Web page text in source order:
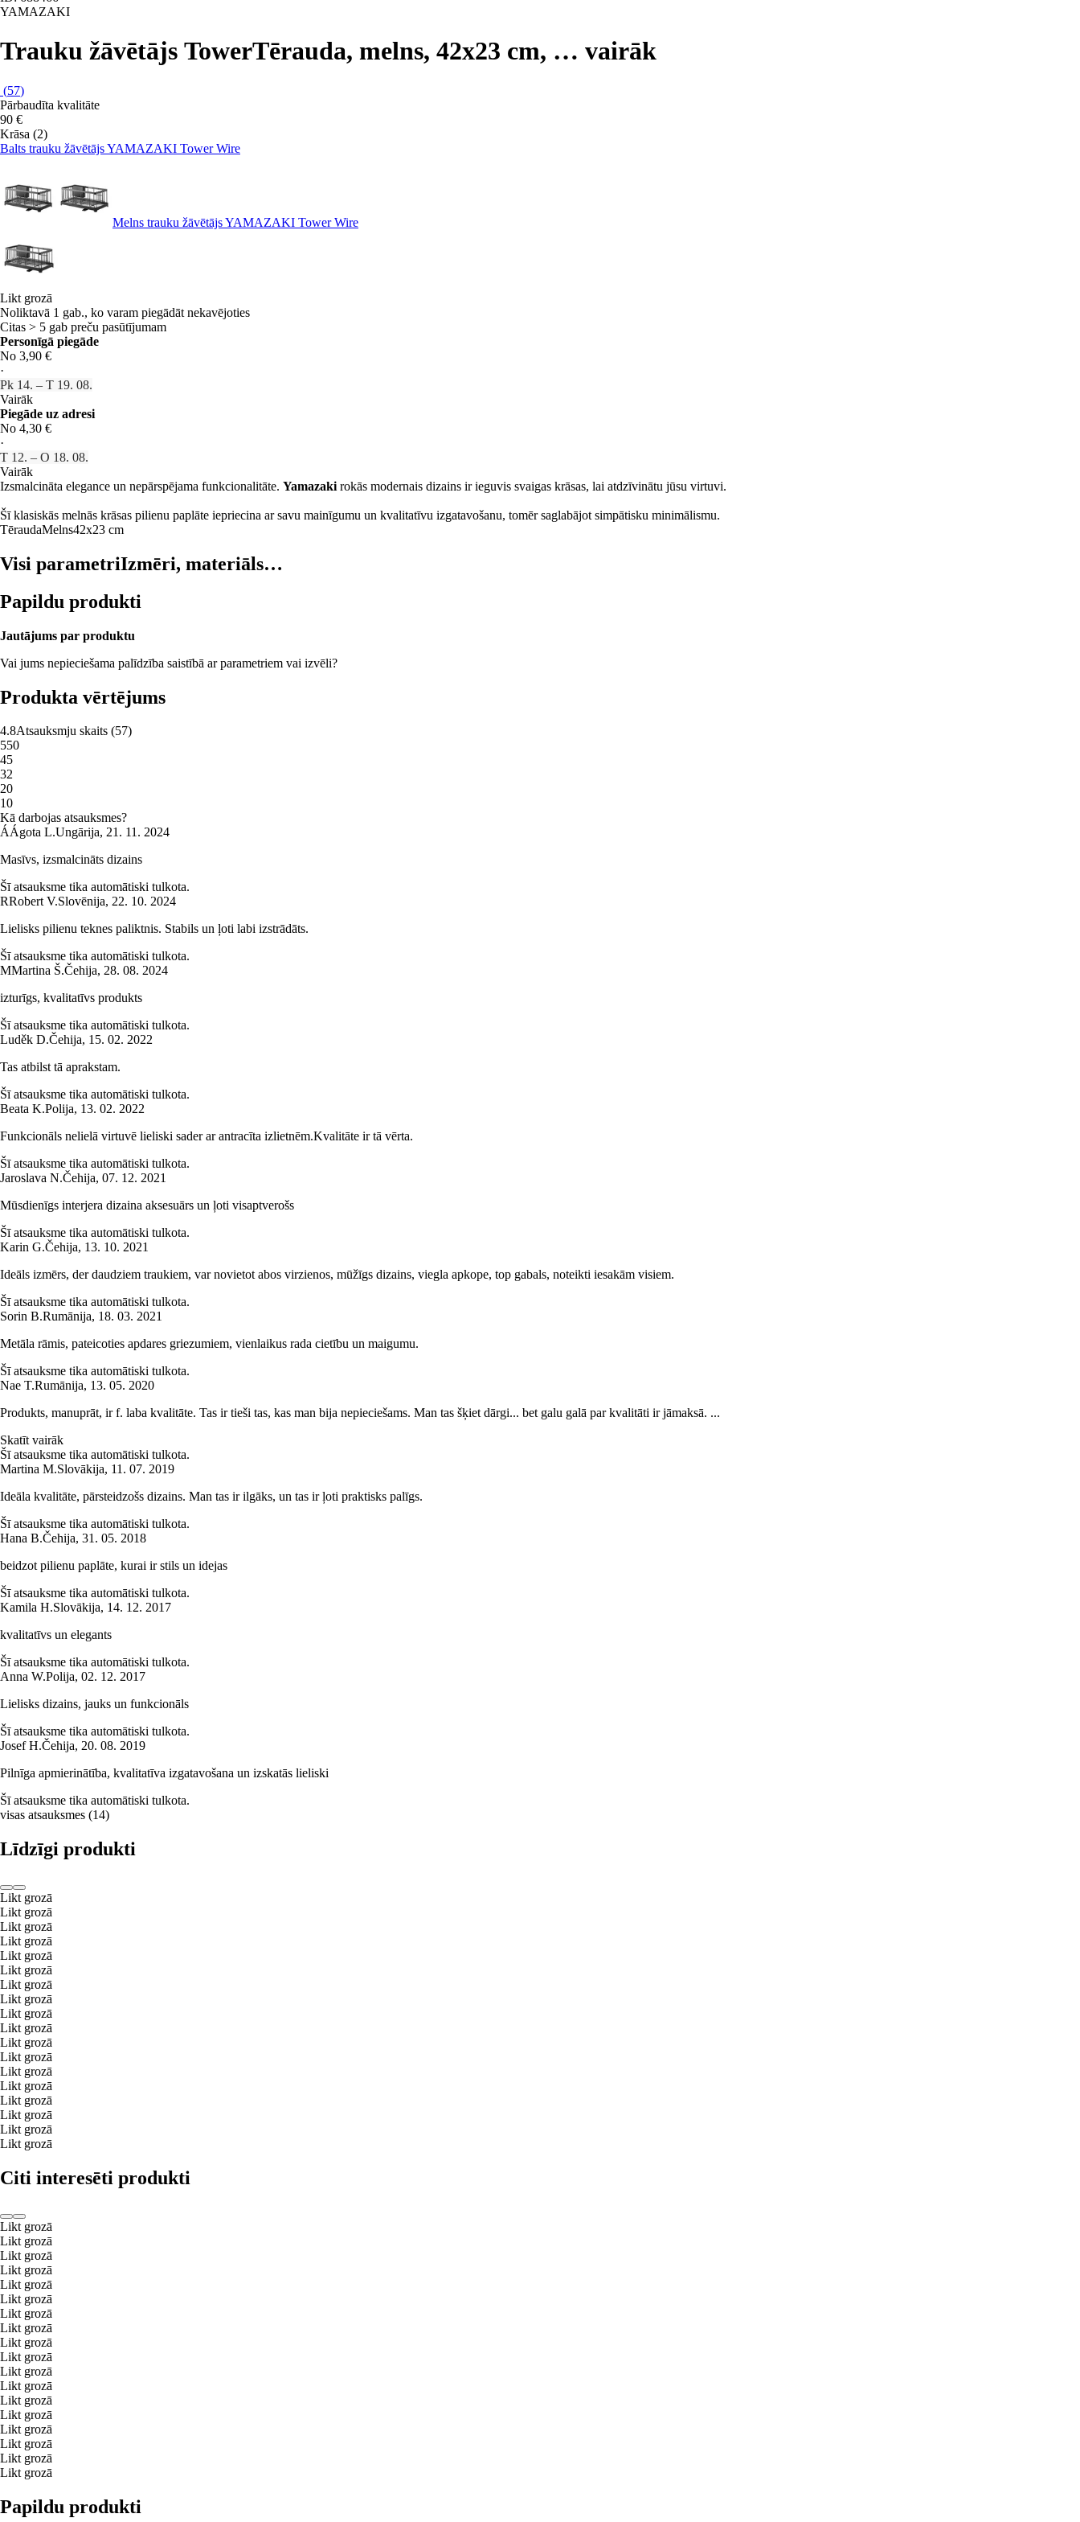
YAMAZAKI
Trauku žāvētājs TowerTērauda, melns, 42x23 cm, … vairāk
(57)
Pārbaudīta kvalitāte
90 €
Krāsa (2)
Balts trauku žāvētājs YAMAZAKI Tower Wire
Melns trauku žāvētājs YAMAZAKI Tower Wire
Likt grozā
Noliktavā 1 gab., ko varam piegādāt nekavējoties
Citas > 5 gab preču pasūtījumam
Personīgā piegāde
No 3,90 €
·
Pk 14. – T 19. 08.
Vairāk
Piegāde uz adresi
No 4,30 €
·
T 12. – O 18. 08.
Vairāk
Izsmalcināta elegance un nepārspējama funkcionalitāte. Yamazaki rokās modernais dizains ir ieguvis svaigas krāsas, lai atdzīvinātu jūsu virtuvi.
Šī klasiskās melnās krāsas pilienu paplāte iepriecina ar savu mainīgumu un kvalitatīvu izgatavošanu, tomēr saglabājot simpātisku minimālismu.
TēraudaMelns42x23 cm
Visi parametriIzmēri, materiāls…
Papildu produkti
Jautājums par produktu
Vai jums nepieciešama palīdzība saistībā ar parametriem vai izvēli?
Produkta vērtējums
4.8Atsauksmju skaits (57)
550
45
32
20
10
Kā darbojas atsauksmes?
ÁÁgota L.Ungārija, 21. 11. 2024
Masīvs, izsmalcināts dizains
Šī atsauksme tika automātiski tulkota.
RRobert V.Slovēnija, 22. 10. 2024
Lielisks pilienu teknes paliktnis. Stabils un ļoti labi izstrādāts.
Šī atsauksme tika automātiski tulkota.
MMartina Š.Čehija, 28. 08. 2024
izturīgs, kvalitatīvs produkts
Šī atsauksme tika automātiski tulkota.
Luděk D.Čehija, 15. 02. 2022
Tas atbilst tā aprakstam.
Šī atsauksme tika automātiski tulkota.
Beata K.Polija, 13. 02. 2022
Funkcionāls nelielā virtuvē lieliski sader ar antracīta izlietnēm.Kvalitāte ir tā vērta.
Šī atsauksme tika automātiski tulkota.
Jaroslava N.Čehija, 07. 12. 2021
Mūsdienīgs interjera dizaina aksesuārs un ļoti visaptverošs
Šī atsauksme tika automātiski tulkota.
Karin G.Čehija, 13. 10. 2021
Ideāls izmērs, der daudziem traukiem, var novietot abos virzienos, mūžīgs dizains, viegla apkope, top gabals, noteikti iesakām visiem.
Šī atsauksme tika automātiski tulkota.
Sorin B.Rumānija, 18. 03. 2021
Metāla rāmis, pateicoties apdares griezumiem, vienlaikus rada cietību un maigumu.
Šī atsauksme tika automātiski tulkota.
Nae T.Rumānija, 13. 05. 2020
Produkts, manuprāt, ir f. laba kvalitāte. Tas ir tieši tas, kas man bija nepieciešams. Man tas šķiet dārgi... bet galu galā par kvalitāti ir jāmaksā. ...
Skatīt vairāk
Šī atsauksme tika automātiski tulkota.
Martina M.Slovākija, 11. 07. 2019
Ideāla kvalitāte, pārsteidzošs dizains. Man tas ir ilgāks, un tas ir ļoti praktisks palīgs.
Šī atsauksme tika automātiski tulkota.
Hana B.Čehija, 31. 05. 2018
beidzot pilienu paplāte, kurai ir stils un idejas
Šī atsauksme tika automātiski tulkota.
Kamila H.Slovākija, 14. 12. 2017
kvalitatīvs un elegants
Šī atsauksme tika automātiski tulkota.
Anna W.Polija, 02. 12. 2017
Lielisks dizains, jauks un funkcionāls
Šī atsauksme tika automātiski tulkota.
Josef H.Čehija, 20. 08. 2019
Pilnīga apmierinātība, kvalitatīva izgatavošana un izskatās lieliski
Šī atsauksme tika automātiski tulkota.
visas atsauksmes (14)
Līdzīgi produkti
Likt grozā
Likt grozā
Likt grozā
Likt grozā
Likt grozā
Likt grozā
Likt grozā
Likt grozā
Likt grozā
Likt grozā
Likt grozā
Likt grozā
Likt grozā
Likt grozā
Likt grozā
Likt grozā
Likt grozā
Likt grozā
Citi interesēti produkti
Likt grozā
Likt grozā
Likt grozā
Likt grozā
Likt grozā
Likt grozā
Likt grozā
Likt grozā
Likt grozā
Likt grozā
Likt grozā
Likt grozā
Likt grozā
Likt grozā
Likt grozā
Likt grozā
Likt grozā
Likt grozā
Papildu produkti